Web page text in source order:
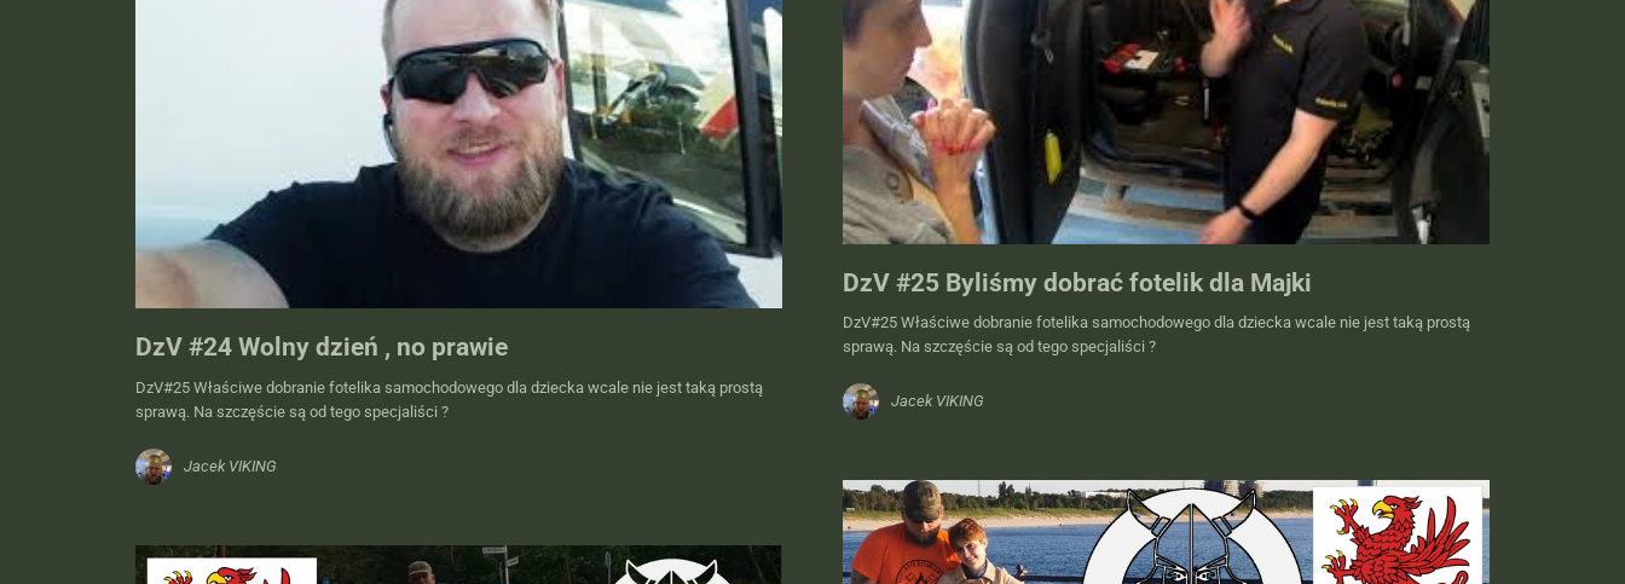
DzV #25 Byliśmy dobrać fotelik dla Majki
DzV#25 Właściwe dobranie fotelika samochodowego dla dziecka wcale nie jest taką prostą
sprawą. Na szczęście są od tego specjaliści ?
Jacek VIKING
DzV #24 Wolny dzień , no prawie
DzV#25 Właściwe dobranie fotelika samochodowego dla dziecka wcale nie jest taką prostą
sprawą. Na szczęście są od tego specjaliści ?
Jacek VIKING